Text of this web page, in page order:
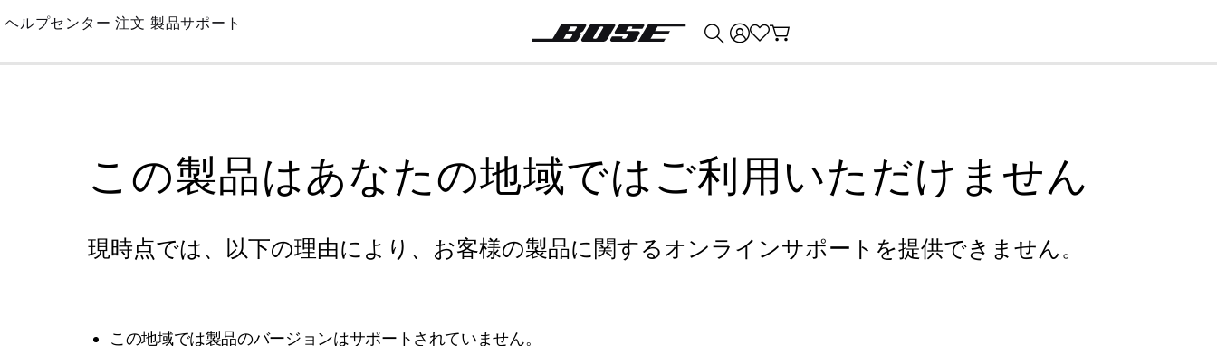
Skip
Main
ヘルプセンター 注文 製品サポート
この製品はあなたの地域ではご利用いただけません
現時点では、以下の理由により、お客様の製品に関するオンラインサポートを提供できません。
この地域では製品のバージョンはサポートされていません。